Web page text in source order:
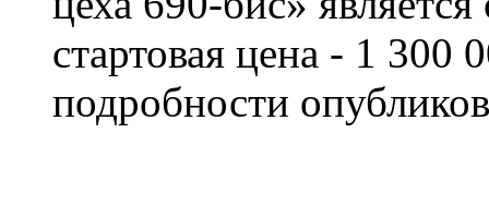
стартовая цена - 1 300
подробности